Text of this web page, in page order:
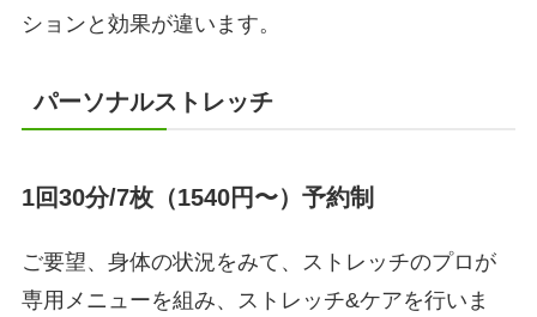
ションと効果が違います。
パーソナルストレッチ
1回30分/7枚（1540円〜）予約制
ご要望、身体の状況をみて、ストレッチのプロが
専用メニューを組み、ストレッチ&ケアを行いま